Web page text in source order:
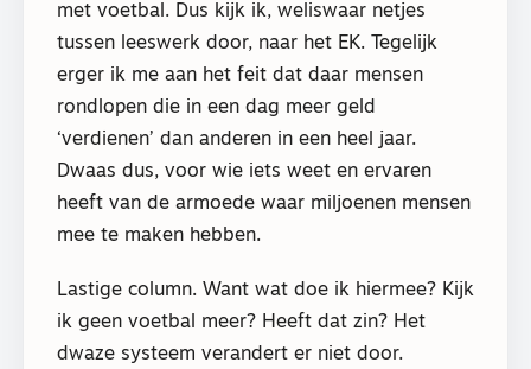
met voetbal. Dus kijk ik, weliswaar netjes
tussen leeswerk door, naar het EK. Tegelijk
erger ik me aan het feit dat daar mensen
rondlopen die in een dag meer geld
‘verdienen’ dan anderen in een heel jaar.
Dwaas dus, voor wie iets weet en ervaren
heeft van de armoede waar miljoenen mensen
mee te maken hebben.
Lastige column. Want wat doe ik hiermee? Kijk
ik geen voetbal meer? Heeft dat zin? Het
dwaze systeem verandert er niet door.